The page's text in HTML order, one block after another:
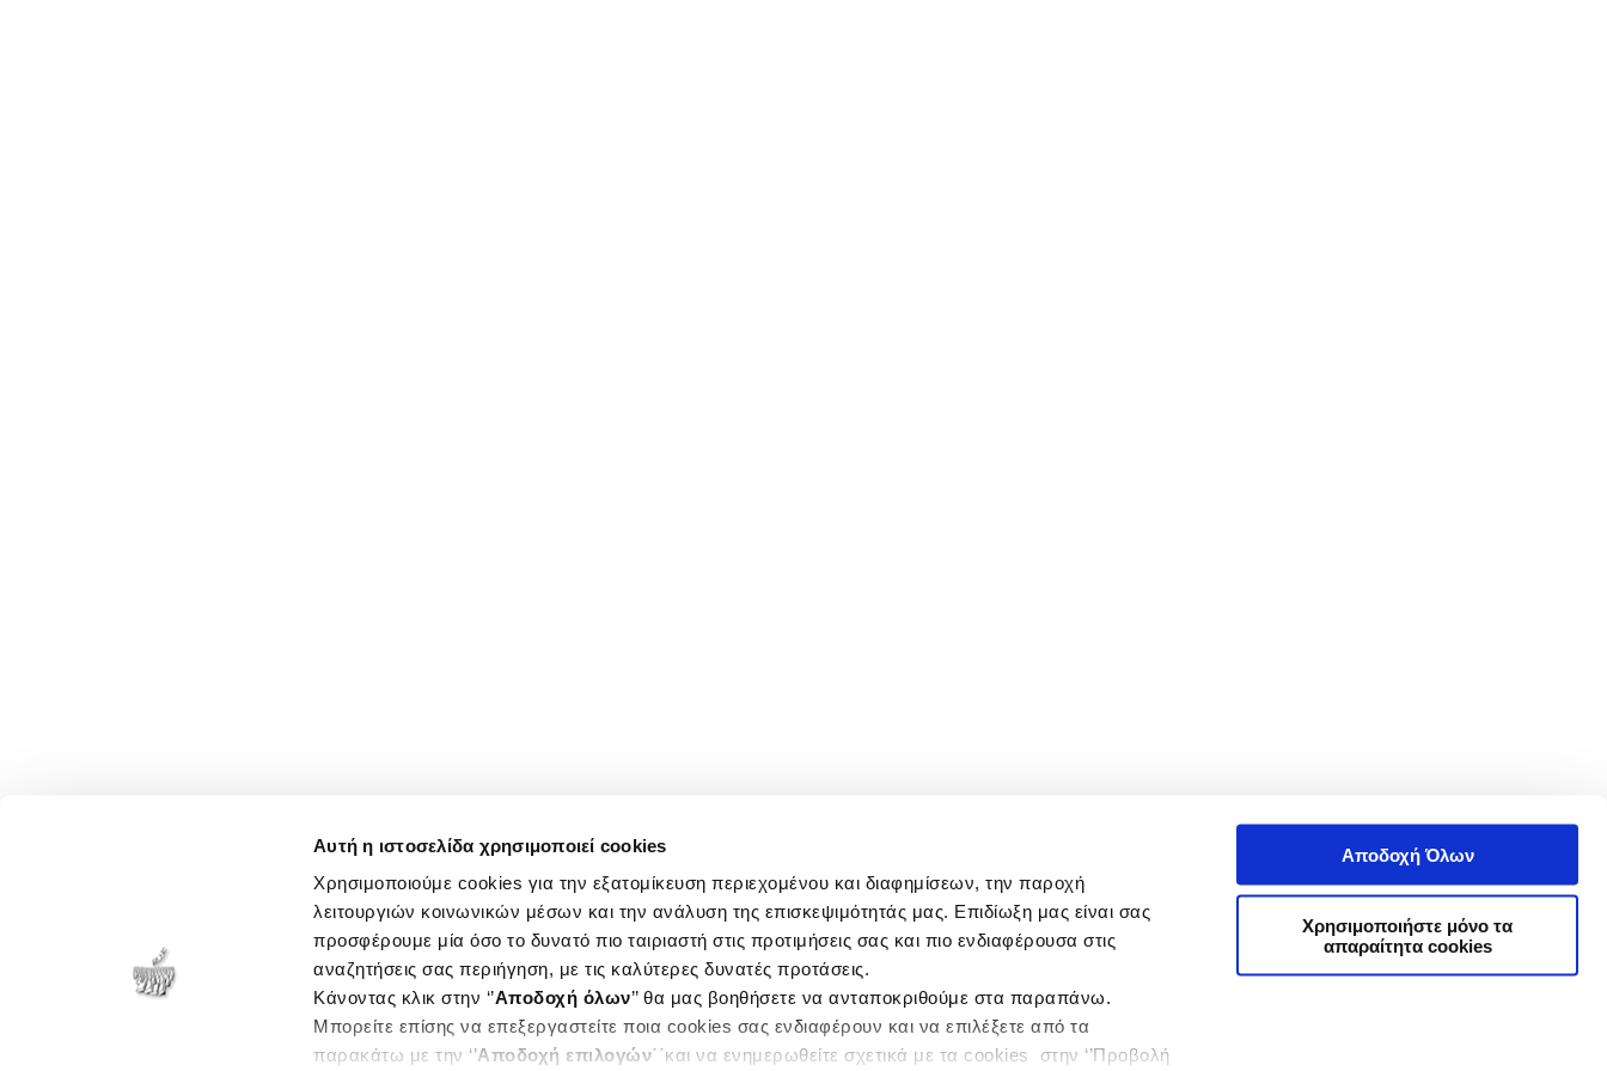
Αυτή η ιστοσελίδα χρησιμοποιεί cookies
Χρησιμοποιούμε cookies για την εξατομίκευση περιεχομένου και διαφημίσεων, την παροχή
λειτουργιών κοινωνικών μέσων και την ανάλυση της επισκεψιμότητάς μας. Επιδίωξη μας είναι σας
προσφέρουμε μία όσο το δυνατό πιο ταιριαστή στις προτιμήσεις σας και πιο ενδιαφέρουσα στις
αναζητήσεις σας περιήγηση, με τις καλύτερες δυνατές προτάσεις.
Κάνοντας κλικ στην ‘’Αποδοχή όλων’’ θα μας βοηθήσετε να ανταποκριθούμε στα παραπάνω.
Μπορείτε επίσης να επεξεργαστείτε ποια cookies σας ενδιαφέρουν και να επιλέξετε από τα
παρακάτω με την ‘’Αποδοχή επιλογών΄΄και να ενημερωθείτε σχετικά με τα cookies στην ‘’Προβολή
Αποδοχή Όλων
Χρησιμοποιήστε μόνο τα
απαραίτητα cookies